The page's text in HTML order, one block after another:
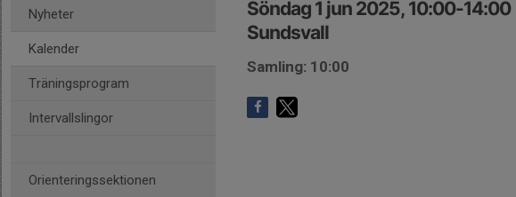
Nyheter
Kalender
Träningsprogram
Intervallslingor
Orienteringssektionen
Söndag 1 jun 2025, 10:00-14:00
Sundsvall
Samling: 10:00